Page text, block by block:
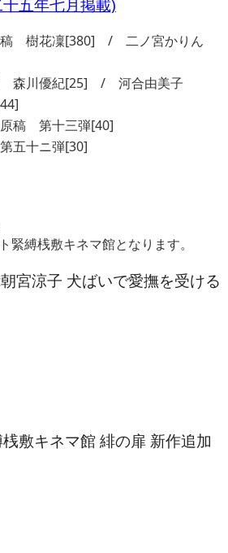
五年七月掲載)
稿 樹花凜[380] / 二ノ宮かりん
森川優紀[25] / 河合由美子
稿 第十三弾[40]
五十ニ弾[30]
縛桟敷キネマ館となります。
朝宮涼子 犬ばいで愛撫を受ける
敷キネマ館 緋の扉 新作追加